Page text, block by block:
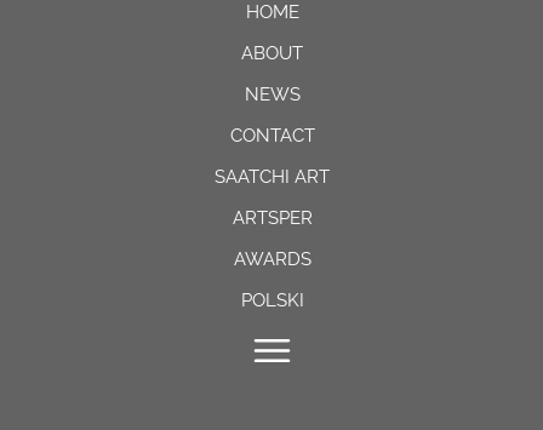
HOME
ABOUT
NEWS
CONTACT
SAATCHI ART
ARTSPER
AWARDS
POLSKI